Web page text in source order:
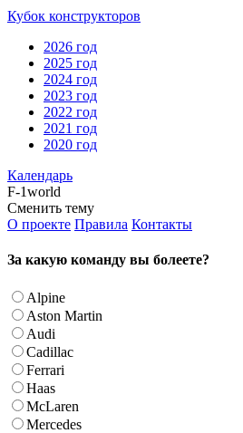
Кубок конструкторов
2026 год
2025 год
2024 год
2023 год
2022 год
2021 год
2020 год
Календарь
F-1world
Сменить тему
О проекте Правила Контакты
За какую команду вы болеете?
Alpine
Aston Martin
Audi
Cadillac
Ferrari
Haas
McLaren
Mercedes